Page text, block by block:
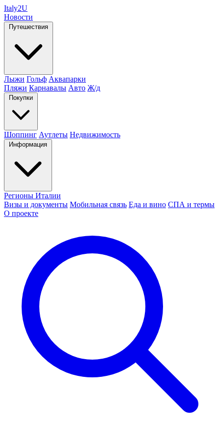
Italy2U
Новости
Путешествия
Лыжи Гольф Аквапарки
Пляжи Карнавалы Авто Ж/д
Покупки
Шоппинг Аутлеты Недвижимость
Информация
Регионы Италии
Визы и документы Мобильная связь Еда и вино СПА и термы
О проекте